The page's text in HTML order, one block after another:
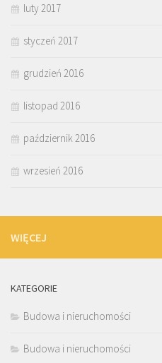
luty 2017
styczeń 2017
grudzień 2016
listopad 2016
październik 2016
wrzesień 2016
WIĘCEJ
KATEGORIE
Budowa i nieruchomości
Budowa i nieruchomości